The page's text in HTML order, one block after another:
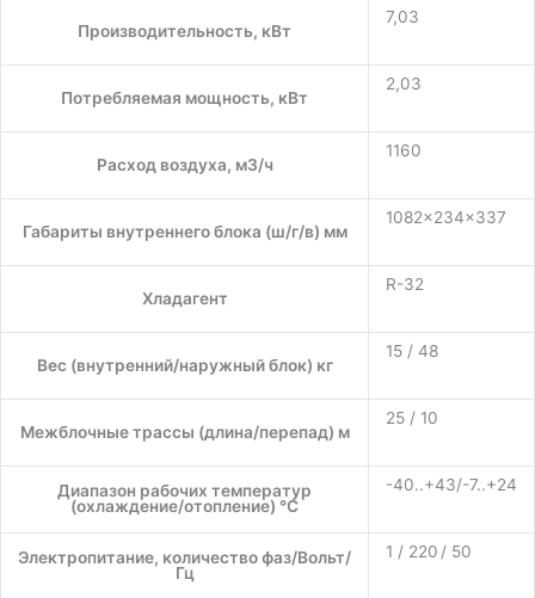
Производительность, кВт
7,03
Потребляемая мощность, кВт
2,03
Расход воздуха, м3/ч
1160
Габариты внутреннего блока (ш/г/в) мм
1082×234×337
Хладагент
R-32
Вес (внутренний/наружный блок) кг
15 / 48
Межблочные трассы (длина/перепад) м
25 / 10
Диапазон рабочих температур
(охлаждение/отопление) °C
-40..+43/-7..+24
Электропитание, количество фаз/Вольт/
Гц
1 / 220 / 50